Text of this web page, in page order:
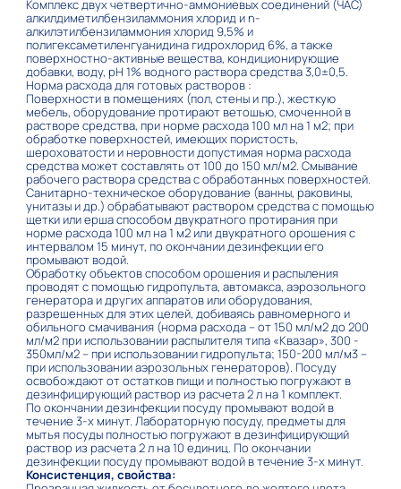
Комплекс двух четвертично-аммониевых соединений (ЧАС)
алкилдиметилбензиламмония хлорид и n-
алкилэтилбензиламмония хлорид 9,5% и
полигексаметиленгуанидина гидрохлорид 6%, а также
поверхностно-активные вещества, кондиционирующие
добавки, воду, рН 1% водного раствора средства 3,0±0,5.
Норма расхода для готовых растворов :
Поверхности в помещениях (пол, стены и пр.), жесткую
мебель, оборудование протирают ветошью, смоченной в
растворе средства, при норме расхода 100 мл на 1 м2; при
обработке поверхностей, имеющих пористость,
шероховатости и неровности допустимая норма расхода
средства может составлять от 100 до 150 мл/м2. Смывание
рабочего раствора средства с обработанных поверхностей.
Санитарно-техническое оборудование (ванны, раковины,
унитазы и др.) обрабатывают раствором средства с помощью
щетки или ерша способом двукратного протирания при
норме расхода 100 мл на 1 м2 или двукратного орошения с
интервалом 15 минут, по окончании дезинфекции его
промывают водой.
Обработку объектов способом орошения и распыления
проводят с помощью гидропульта, автомакса, аэрозольного
генератора и других аппаратов или оборудования,
разрешенных для этих целей, добиваясь равномерного и
обильного смачивания (норма расхода – от 150 мл/м2 до 200
мл/м2 при использовании распылителя типа «Квазар», 300 -
350мл/м2 – при использовании гидропульта; 150-200 мл/м3 –
при использовании аэрозольных генераторов). Посуду
освобождают от остатков пищи и полностью погружают в
дезинфицирующий раствор из расчета 2 л на 1 комплект.
По окончании дезинфекции посуду промывают водой в
течение 3-х минут. Лабораторную посуду, предметы для
мытья посуды полностью погружают в дезинфицирующий
раствор из расчета 2 л на 10 единиц. По окончании
дезинфекции посуду промывают водой в течение 3-х минут.
Консистенция, свойства: